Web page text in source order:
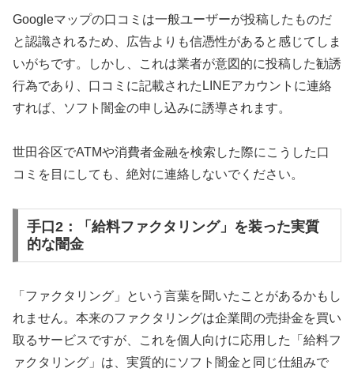
Googleマップの口コミは一般ユーザーが投稿したものだ
と認識されるため、広告よりも信憑性があると感じてしま
いがちです。しかし、これは業者が意図的に投稿した勧誘
行為であり、口コミに記載されたLINEアカウントに連絡
すれば、ソフト闇金の申し込みに誘導されます。
世田谷区でATMや消費者金融を検索した際にこうした口
コミを目にしても、絶対に連絡しないでください。
手口2：「給料ファクタリング」を装った実質
的な闇金
「ファクタリング」という言葉を聞いたことがあるかもし
れません。本来のファクタリングは企業間の売掛金を買い
取るサービスですが、これを個人向けに応用した「給料フ
ァクタリング」は、実質的にソフト闇金と同じ仕組みで